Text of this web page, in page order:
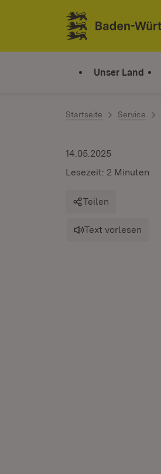
Zum Inhalt springen
Link zur Startseite
Unser Land
Startseite Service
14.05.2025
Lesezeit: 2 Minuten
Teilen
Text vorlesen